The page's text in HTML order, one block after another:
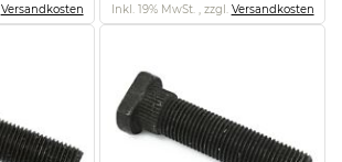
Versandkosten Inkl. 19% MwSt. zzgl. Versandkosten